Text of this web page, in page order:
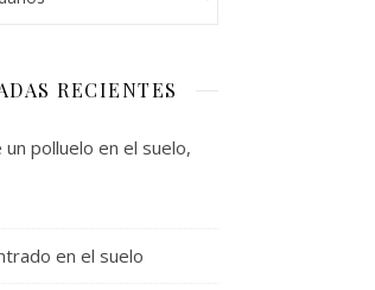
RECIENTES
polluelo en el suelo,
en el suelo